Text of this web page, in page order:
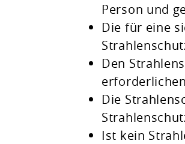
Person und
Die für eine
Den
Die
Ist kein